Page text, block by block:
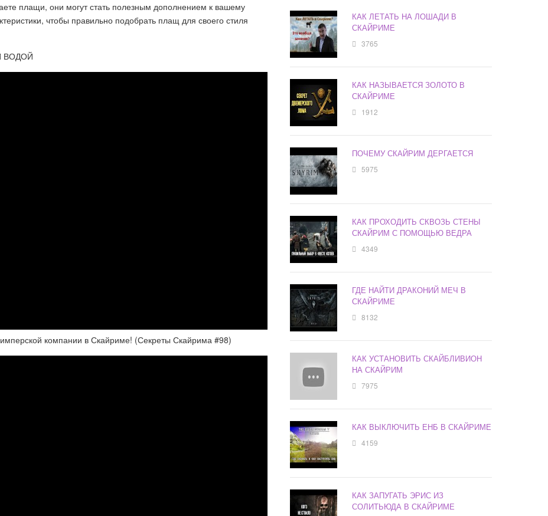
плащи, они могут стать полезным дополнением к вашему
чтобы правильно подобрать плащ для своего стиля
ВОДОЙ
компании в Скайриме! (Секреты Скайрима #98)
КАК ЛЕТАТЬ НА ЛОШАДИ В
СКАЙРИМЕ
3765
КАК НАЗЫВАЕТСЯ ЗОЛОТО В
СКАЙРИМЕ
1912
ПОЧЕМУ СКАЙРИМ ДЕРГАЕТСЯ
5975
КАК ПРОХОДИТЬ СКВОЗЬ СТЕНЫ
СКАЙРИМ С ПОМОЩЬЮ ВЕДРА
4349
ГДЕ НАЙТИ ДРАКОНИЙ МЕЧ В
СКАЙРИМЕ
8132
КАК УСТАНОВИТЬ СКАЙБЛИВИОН
НА СКАЙРИМ
7975
КАК ВЫКЛЮЧИТЬ ЕНБ В СКАЙРИМЕ
4159
КАК ЗАПУГАТЬ ЭРИС ИЗ
СОЛИТЬЮДА В СКАЙРИМЕ